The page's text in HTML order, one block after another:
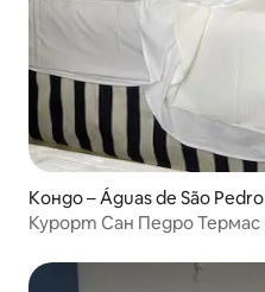
Кондо – Águas de São Pedro
Курорт Сан Педро Термас